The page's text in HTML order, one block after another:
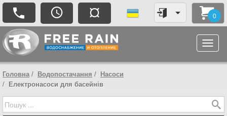
¤ 0
Головна Водопостачання
Насоси
Електронасоси для басейнів